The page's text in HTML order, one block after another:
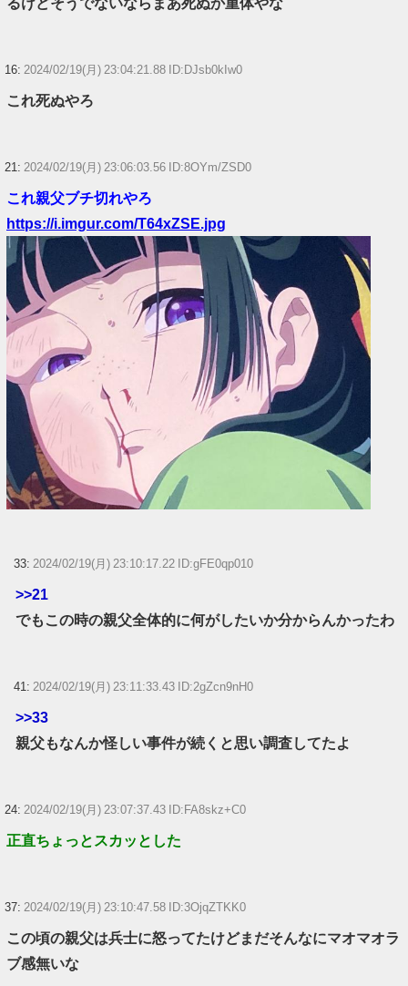
16: 2024/02/19(月) 23:04:21.88 ID:DJsb0kIw0
これ死ぬやろ
21: 2024/02/19(月) 23:06:03.56 ID:8OYm/ZSD0
これ親父ブチ切れやろ
https://i.imgur.com/T64xZSE.jpg
33: 2024/02/19(月) 23:10:17.22 ID:gFE0qp010
>>21
でもこの時の親父全体的に何がしたいか分からんかったわ
41: 2024/02/19(月) 23:11:33.43 ID:2gZcn9nH0
>>33
親父もなんか怪しい事件が続くと思い調査してたよ
24: 2024/02/19(月) 23:07:37.43 ID:FA8skz+C0
正直ちょっとスカッとした
37: 2024/02/19(月) 23:10:47.58 ID:3OjqZTKK0
この頃の親父は兵士に怒ってたけどまだそんなにマオマオラ
ブ感無いな